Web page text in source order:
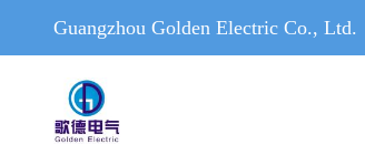
Guangzhou Golden Electric Co., Ltd.